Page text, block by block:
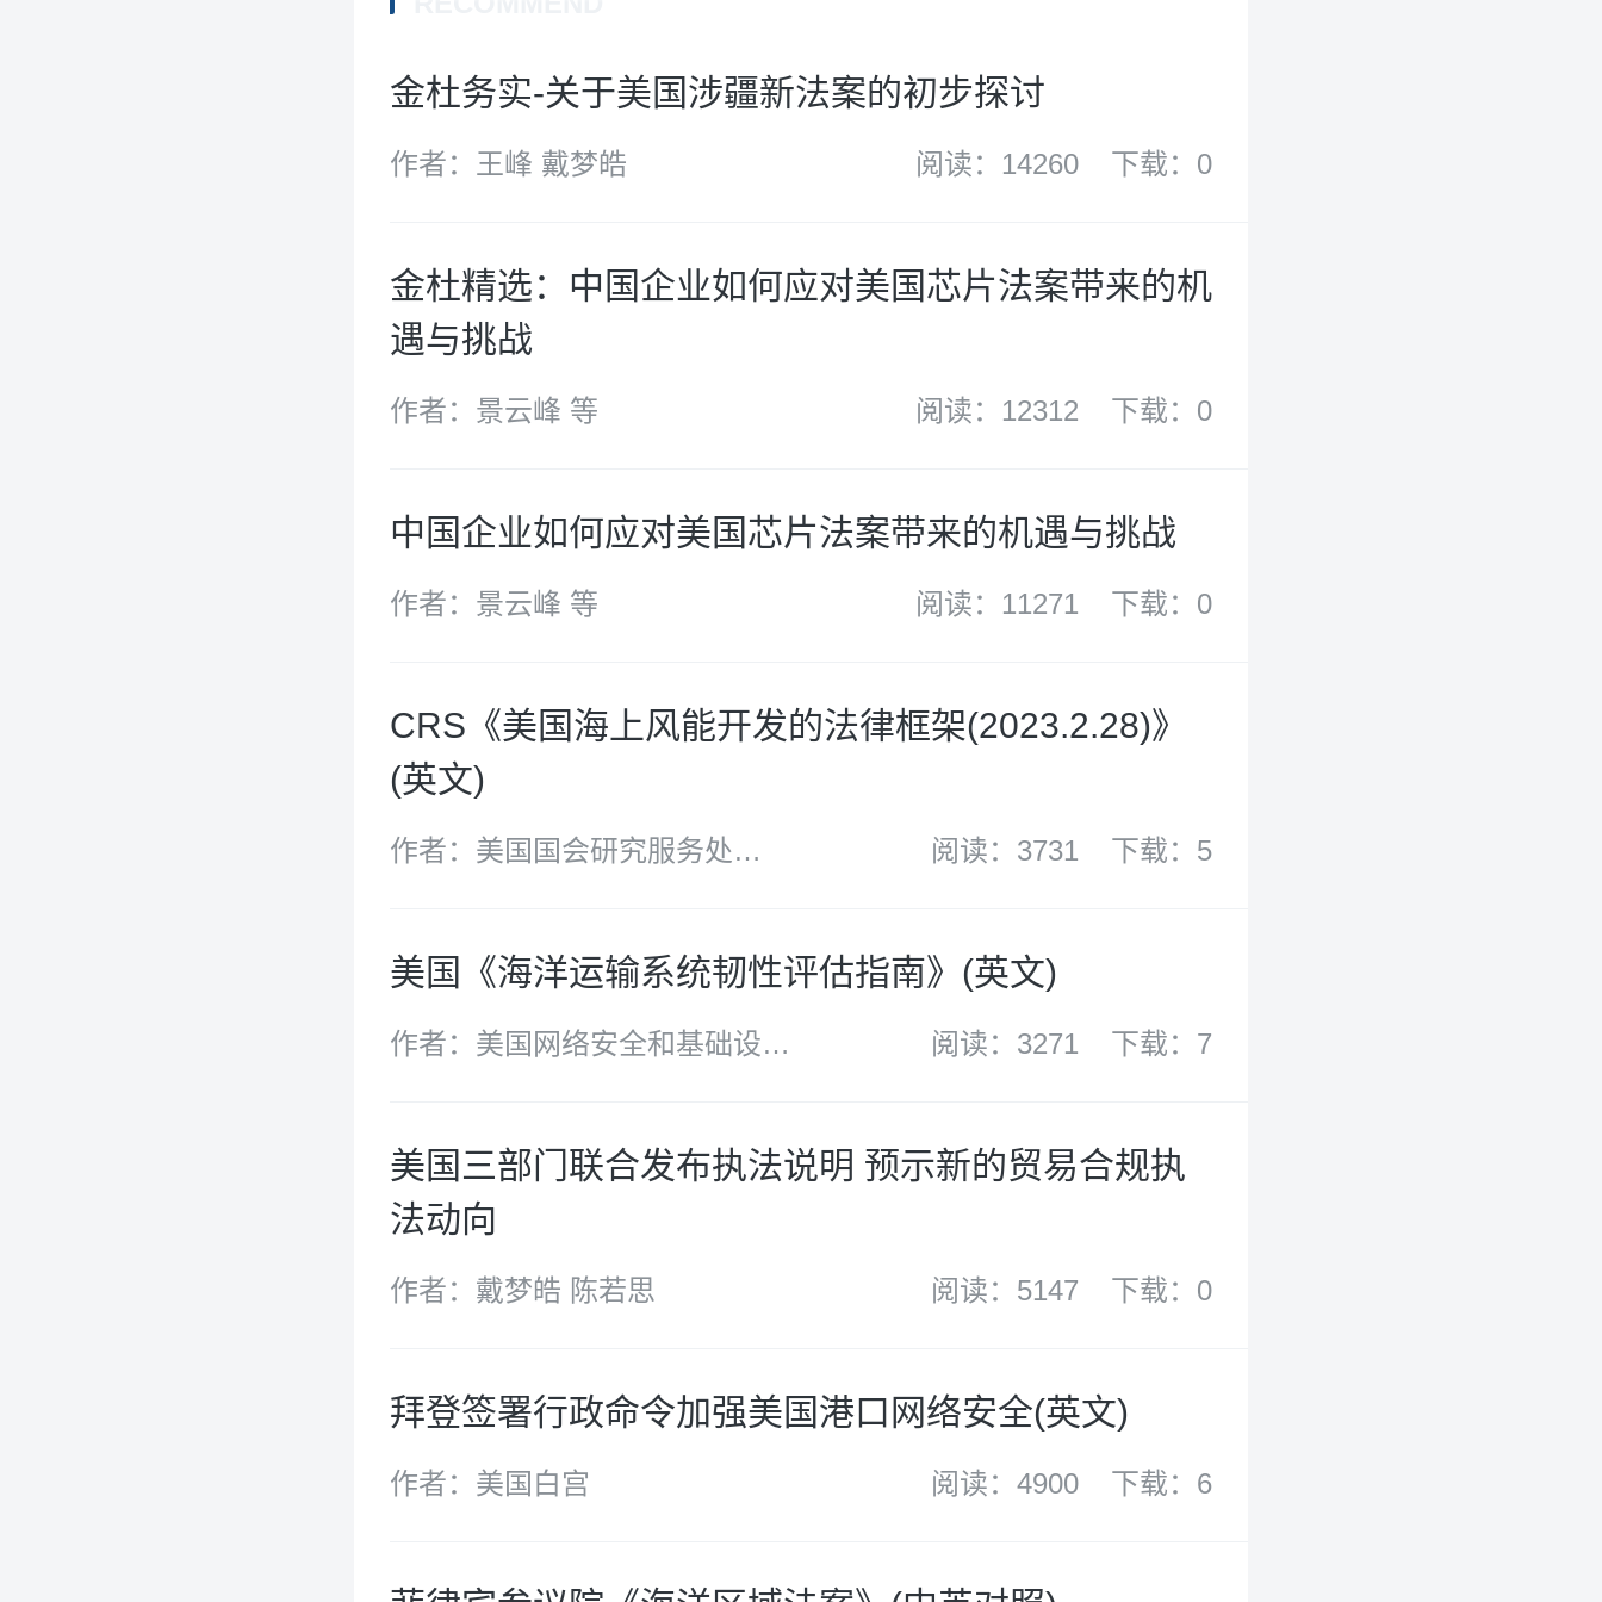
金杜务实-关于美国涉疆新法案的初步探讨
作者：王峰 戴梦皓 阅读：14260 下载：0
金杜精选：中国企业如何应对美国芯片法案带来的机
遇与挑战
作者：景云峰 等 阅读：12312 下载：0
中国企业如何应对美国芯片法案带来的机遇与挑战
作者：景云峰 等 阅读：11271 下载：0
CRS《美国海上风能开发的法律框架(2023.2.28)》
(英文)
作者：美国国会研究服务处
阅读：3731 下载：5
美国《海洋运输系统韧性评估指南》(英文)
作者：美国网络安全和基础设施
阅读：3271 下载：7
美国三部门联合发布执法说明 预示新的贸易合规执
法动向
作者：戴梦皓 陈若思 阅读：5147 下载：0
拜登签署行政命令加强美国港口网络安全(英文)
作者：美国白宫 阅读：4900 下载：6